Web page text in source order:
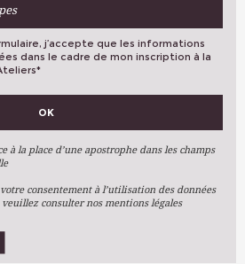
j’accepte que les informations
dans le cadre de mon inscription à la
*
OK
à la place d’une apostrophe dans les champs
consentement à l’utilisation des données
consulter nos mentions légales